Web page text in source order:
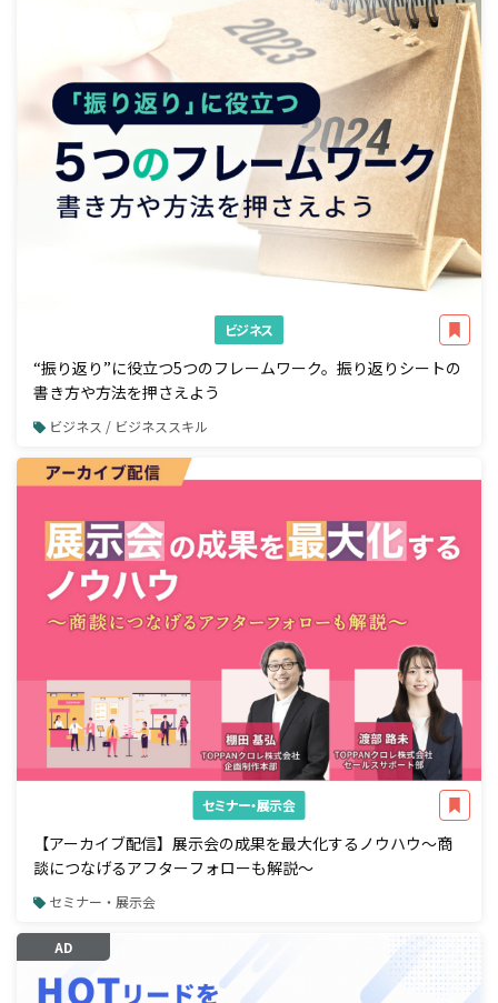
ビジネス
“振り返り”に役立つ5つのフレームワーク。振り返りシートの
書き方や方法を押さえよう
ビジネス / ビジネススキル
セミナー・展示会
【アーカイブ配信】展示会の成果を最大化するノウハウ～商
談につなげるアフターフォローも解説～
セミナー・展示会
AD